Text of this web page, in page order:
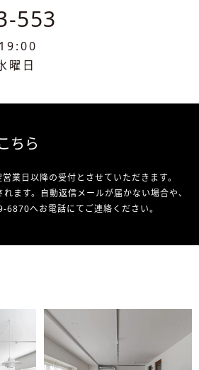
553
曜日
ちら
業日以降の受付とさせていただきます。
ます。自動返信メールが届かない場合や、
へお電話にてご連絡ください。